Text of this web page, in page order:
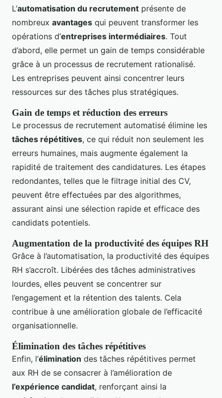
L’automatisation du recrutement présente de
nombreux avantages qui peuvent transformer les
opérations d’entreprises intermédiaires. Tout
d’abord, elle permet un gain de temps considérable
grâce à un processus de recrutement rationalisé.
Les entreprises peuvent ainsi concentrer leurs
ressources sur des tâches plus stratégiques.
Gain de temps et réduction des erreurs
Le processus de recrutement automatisé élimine les
tâches répétitives, ce qui réduit non seulement les
erreurs humaines, mais augmente également la
rapidité de traitement des candidatures. Les étapes
redondantes, telles que le filtrage initial des CV,
peuvent être effectuées par des algorithmes,
assurant ainsi une sélection rapide et efficace des
candidats potentiels.
Augmentation de la productivité des équipes RH
Grâce à l’automatisation, la productivité des équipes
RH s’accroît. Libérées des tâches administratives
lourdes, elles peuvent se concentrer sur
l’engagement et la rétention des talents. Cela
contribue à une amélioration globale de l’efficacité
organisationnelle.
Élimination des tâches répétitives
Enfin, l’élimination des tâches répétitives permet
aux RH de se consacrer à l’amélioration de
l’expérience candidat, renforçant ainsi la